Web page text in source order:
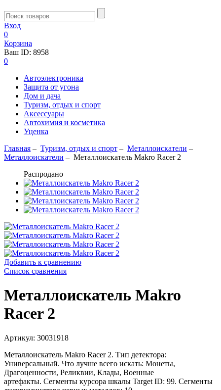
Вход
0
Корзина
Ваш ID: 8958
0
Автоэлектроника
Защита от угона
Дом и дача
Туризм, отдых и спорт
Аксессуары
Автохимия и косметика
Уценка
Главная – Туризм, отдых и спорт – Металлоискатели –
Металлоискатели – Металлоискатель Makro Racer 2
Распродано
Добавить к сравнению
Список сравнения
Металлоискатель Makro
Racer 2
Артикул: 30031918
Металлоискатель Makro Racer 2. Тип детектора:
Универсальный. Что лучше всего искать: Монеты,
Драгоценности, Реликвии, Клады, Военные
артефакты. Сегменты курсора шкалы Target ID: 99. Сегменты